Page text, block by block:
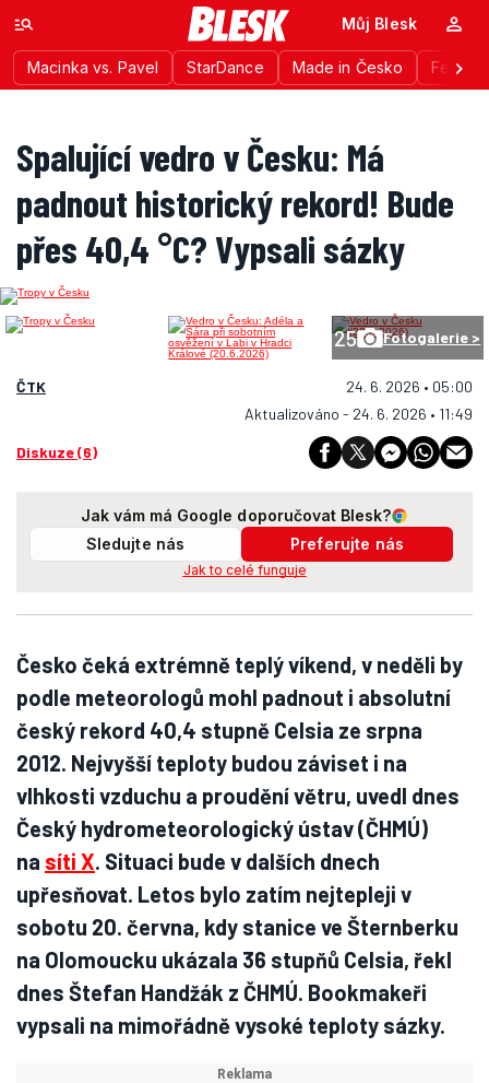
Macinka vs. Pavel StarDance Made in Česko
Můj Blesk
Spalující vedro v Česku: Má
padnout historický rekord! Bude
přes 40,4 °C? Vypsali sázky
25 Fotogalerie >
ČTK
24. 6. 2026 • 05:00
Aktualizováno - 24. 6. 2026 • 11:49
Diskuze (6)
Jak vám má Google doporučovat Blesk?
Sledujte nás
Preferujte nás
Jak to celé funguje
Česko čeká extrémně teplý víkend, v neděli by
podle meteorologů mohl padnout i absolutní
český rekord 40,4 stupně Celsia ze srpna
2012. Nejvyšší teploty budou záviset i na
vlhkosti vzduchu a proudění větru, uvedl dnes
Český hydrometeorologický ústav (ČHMÚ)
na síti X. Situaci bude v dalších dnech
upřesňovat. Letos bylo zatím nejtepleji v
sobotu 20. června, kdy stanice ve Šternberku
na Olomoucku ukázala 36 stupňů Celsia, řekl
dnes Štefan Handžák z ČHMÚ. Bookmakeři
vypsali na mimořádně vysoké teploty sázky.